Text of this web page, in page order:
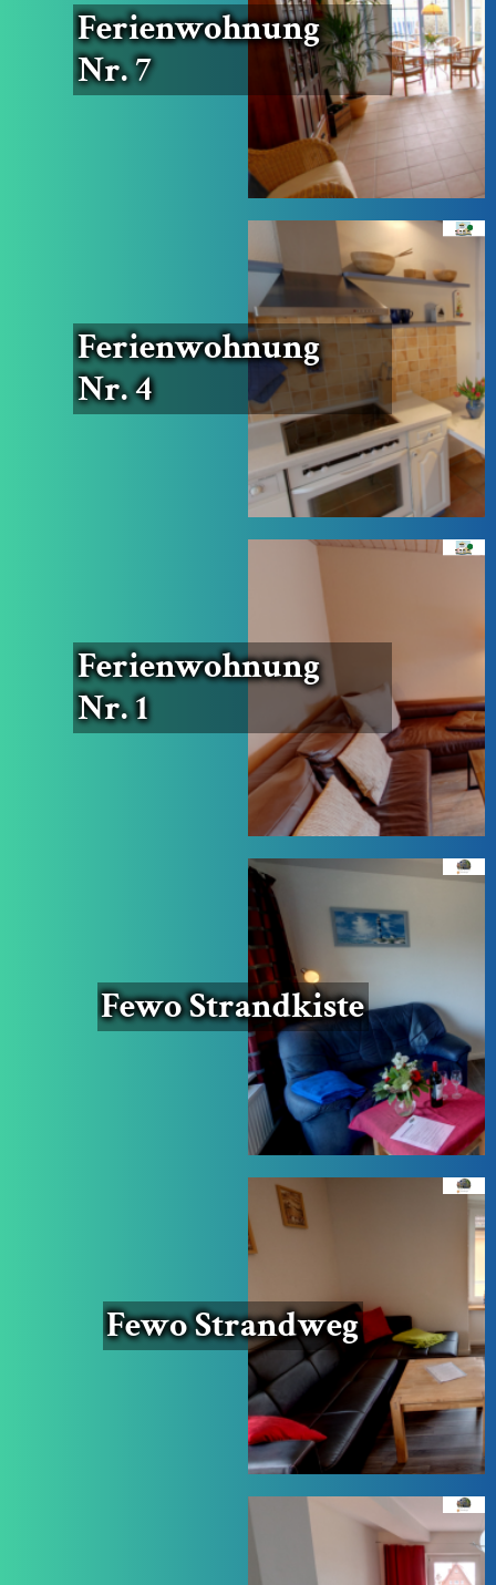
Feri­en­woh­nung
Nr. 7
Feri­en­woh­nung
Nr. 4
Feri­en­woh­nung
Nr. 1
Fewo Strand­kis­te
Fewo Strand­weg